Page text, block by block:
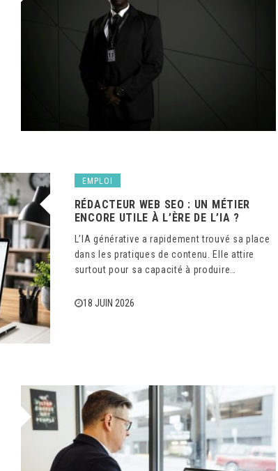
EMPLOI
RÉDACTEUR WEB SEO : UN MÉTIER
ENCORE UTILE À L’ÈRE DE L’IA ?
L’IA générative a rapidement trouvé sa place
dans les pratiques de contenu. Elle attire
surtout pour sa capacité à produire…
18 JUIN 2026